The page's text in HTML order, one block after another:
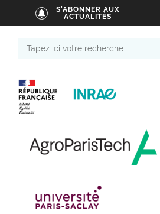
S'ABONNER AUX
ACTUALITÉS